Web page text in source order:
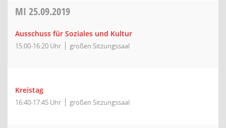
MI 25.09.2019
Ausschuss für Soziales und Kultur
15:00-16:20 Uhr großen Sitzungssaal
Kreistag
16:40-17:45 Uhr großen Sitzungssaal